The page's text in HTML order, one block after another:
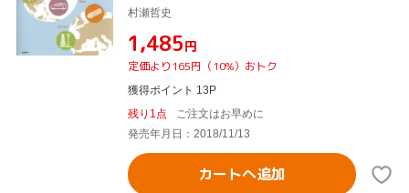
村瀬哲史
¥1,485円
定価より165円（10%）おトク
獲得ポイント 13P
残り1点
ご注文はお早めに
発売年月日：2018/11/13
カートへ追加